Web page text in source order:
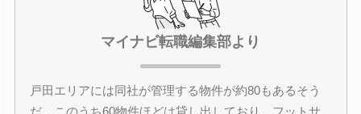
マイナビ転職編集部より
戸田エリアには同社が管理する物件が約80もあるそう
だ。このうち60物件ほどは貸し出しており、フットサ